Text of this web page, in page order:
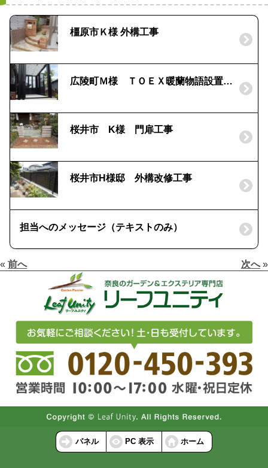
橿原市Ｋ様 外構工事
広陵町Ｍ様 ＴＯＥＸ暖蘭物語設置工事
桜井市 K様 門扉工事
桜井市H様邸 外構改修工事
担当へのメッセージ（テキストのみ）
« 前へ 次へ»
パネル PC 表示 ホーム